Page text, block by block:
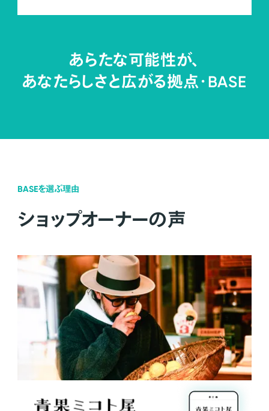
あらたな可能性が、
あなたらしさと広がる拠点・BASE
BASEを選ぶ理由
ショップオーナーの声